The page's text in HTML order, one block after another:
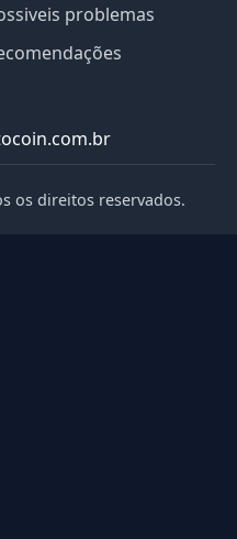
problemas
os direitos reservados.